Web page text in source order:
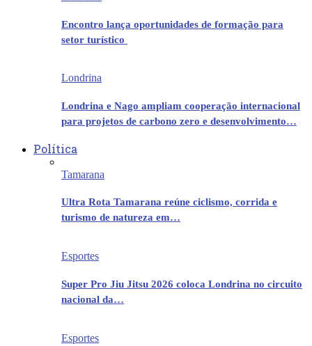
Encontro lança oportunidades de formação para
setor turístico
Londrina
Londrina e Nago ampliam cooperação internacional
para projetos de carbono zero e desenvolvimento…
Política
Tamarana
Ultra Rota Tamarana reúne ciclismo, corrida e
turismo de natureza em…
Esportes
Super Pro Jiu Jitsu 2026 coloca Londrina no circuito
nacional da…
Esportes